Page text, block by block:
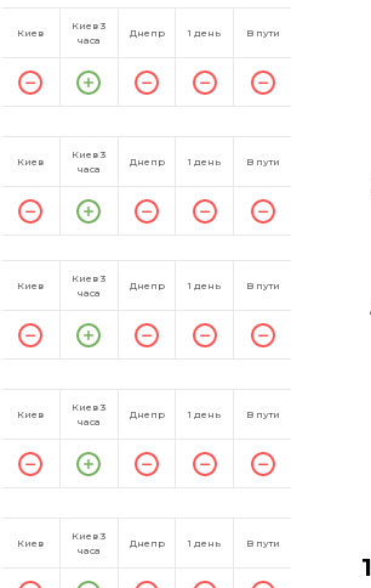
Киев
Киев 3
часа
Днепр 1 день В пути
Киев
Киев 3
часа
Днепр 1 день В пути
Киев
Киев 3
часа
Днепр 1 день В пути
Киев
Киев 3
часа
Днепр 1 день В пути
Киев
Киев 3
часа
Днепр 1 день В пути